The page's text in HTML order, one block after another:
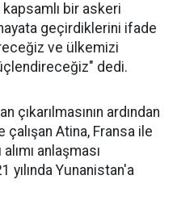
kapsamlı bir askeri
geçirdiklerini ifade
ve ülkemizi
dedi.
çıkarılmasının ardından
Atina, Fransa ile
anlaşması
yılında Yunanistan'a